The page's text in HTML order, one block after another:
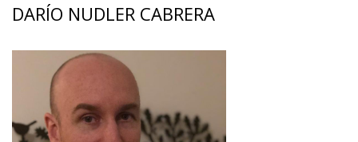
DARÍO NUDLER CABRERA